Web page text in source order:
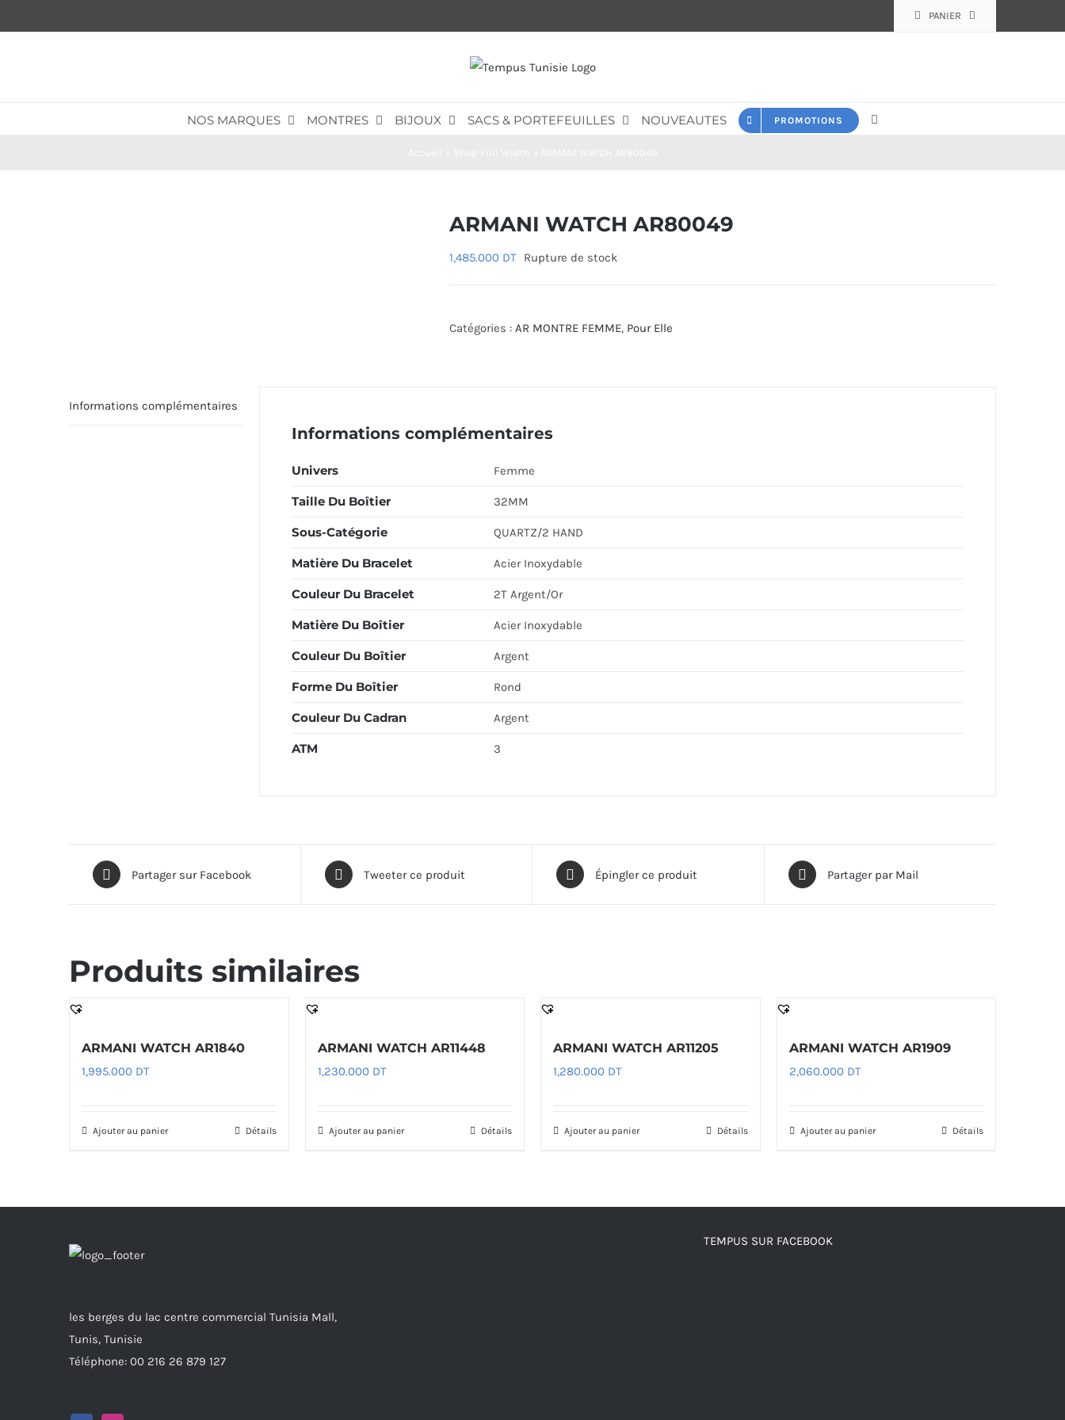
au
PANIER
NOS MARQUES MONTRES BIJOUX SACS & PORTEFEUILLES NOUVEAUTES PROMOTIONS
ARMANI WATCH AR80049
1,485.000 DT Rupture de stock
Catégories : AR MONTRE FEMME, Pour Elle
Informations complémentaires
Informations complémentaires
Univers Femme
Taille Du Boîtier 32MM
Sous-Catégorie QUARTZ/2 HAND
Matière Du Bracelet Acier Inoxydable
Couleur Du Bracelet 2T Argent/Or
Matière Du Boîtier Acier Inoxydable
Couleur Du Boîtier Argent
Forme Du Boîtier Rond
Couleur Du Cadran Argent
ATM 3
Partager sur Facebook Tweeter ce produit Épingler ce produit Partager par Mail
Produits similaires
ARMANI WATCH AR1840
1,995.000 DT
Ajouter au panier Détails
ARMANI WATCH AR11448
1,230.000 DT
Ajouter au panier Détails
ARMANI WATCH AR11205
1,280.000 DT
Ajouter au panier Détails
ARMANI WATCH AR1909
2,060.000 DT
Ajouter au panier Détails
les berges du lac centre commercial Tunisia Mall,
Tunis, Tunisie
Téléphone: 00 216 26 879 127
TEMPUS SUR FACEBOOK